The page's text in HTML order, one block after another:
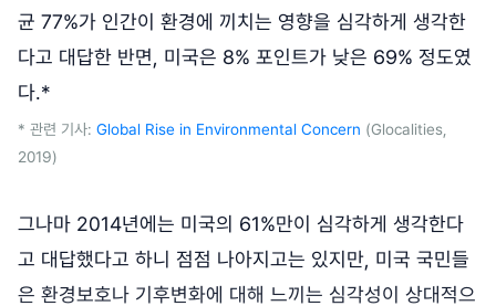
균 77%가 인간이 환경에 끼치는 영향을 심각하게 생각한
다고 대답한 반면, 미국은 8% 포인트가 낮은 69% 정도였
다.*
* 관련 기사: Global Rise in Environmental Concern (Glocalities,
2019)
그나마 2014년에는 미국의 61%만이 심각하게 생각한다
고 대답했다고 하니 점점 나아지고는 있지만, 미국 국민들
은 환경보호나 기후변화에 대해 느끼는 심각성이 상대적으